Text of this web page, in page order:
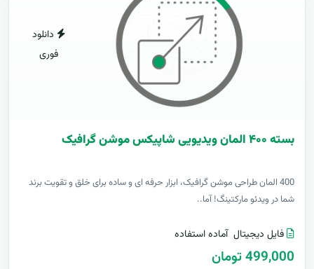
دانلود
فوری
بسته ۴۰۰ المان ویدیویی شاپیکس موشن گرافیک
400 المان طراحی موشن گرافیک، ابزار حرفه ای و ساده برای خلق و تقویت برند
شما در ویدئو مارکتینگ! آما..
فایل دیجیتال آماده استفاده
499,000 تومان